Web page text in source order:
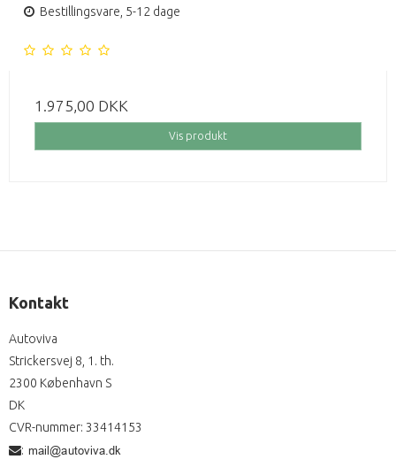
Bestillingsvare, 5-12 dage
1.975,00 DKK
Vis produkt
Kontakt
Autoviva
Strickersvej 8, 1. th.
2300 København S
DK
CVR-nummer: 33414153
: